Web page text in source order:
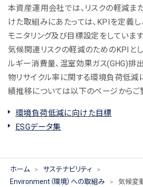
本資産運用会社では、リスクの軽減ま
けた取組みにあたっては、KPIを定義
モニタリング及び目標設定をしています
気候関連リスクの軽減のためのKPIと
ルギー消費量、温室効果ガス(GHG)排
物リサイクル率に関する環境負荷低
績推移については以下のページからご
環境負荷低減に向けた目標
ESGデータ集
ホーム
サステナビリティ
Environment（環境）への取組み
気候変